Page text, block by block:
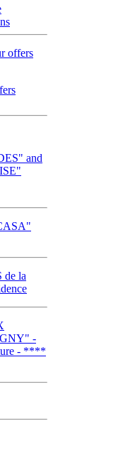
offers
and
de la
-
- ****